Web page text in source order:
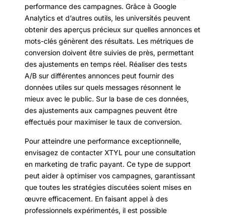
performance des campagnes. Grâce à Google
Analytics et d’autres outils, les universités peuvent
obtenir des aperçus précieux sur quelles annonces et
mots-clés génèrent des résultats. Les métriques de
conversion doivent être suivies de près, permettant
des ajustements en temps réel. Réaliser des tests
A/B sur différentes annonces peut fournir des
données utiles sur quels messages résonnent le
mieux avec le public. Sur la base de ces données,
des ajustements aux campagnes peuvent être
effectués pour maximiser le taux de conversion.
Pour atteindre une performance exceptionnelle,
envisagez de contacter XTYL pour une consultation
en marketing de trafic payant. Ce type de support
peut aider à optimiser vos campagnes, garantissant
que toutes les stratégies discutées soient mises en
œuvre efficacement. En faisant appel à des
professionnels expérimentés, il est possible